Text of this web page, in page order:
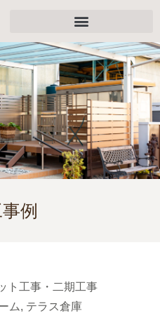
例
ト工事・二期工事
ム, テラス倉庫